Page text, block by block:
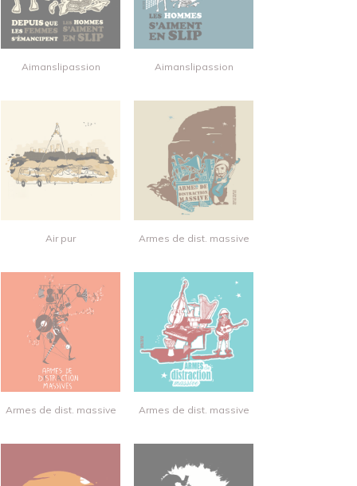
Aimanslipassion Aimanslipassion
Air pur Armes de dist. massive
Armes de dist. massive Armes de dist. massive